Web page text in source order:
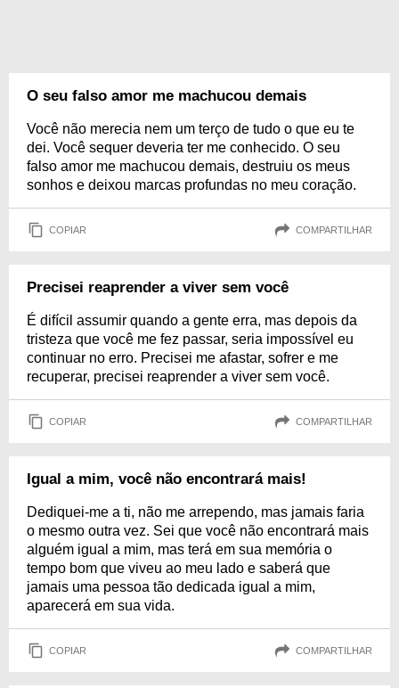
O seu falso amor me machucou demais
Você não merecia nem um terço de tudo o que eu te
dei. Você sequer deveria ter me conhecido. O seu
falso amor me machucou demais, destruiu os meus
sonhos e deixou marcas profundas no meu coração.
COPIAR COMPARTILHAR
Precisei reaprender a viver sem você
É difícil assumir quando a gente erra, mas depois da
tristeza que você me fez passar, seria impossível eu
continuar no erro. Precisei me afastar, sofrer e me
recuperar, precisei reaprender a viver sem você.
COPIAR COMPARTILHAR
Igual a mim, você não encontrará mais!
Dediquei-me a ti, não me arrependo, mas jamais faria
o mesmo outra vez. Sei que você não encontrará mais
alguém igual a mim, mas terá em sua memória o
tempo bom que viveu ao meu lado e saberá que
jamais uma pessoa tão dedicada igual a mim,
aparecerá em sua vida.
COPIAR COMPARTILHAR